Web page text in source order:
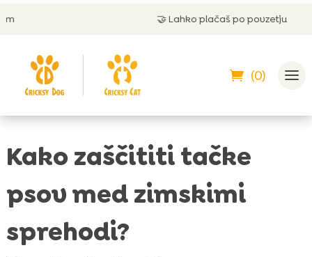
Lahko plačaš po povzetju
(0)
Kako zaščititi tačke
psov med zimskimi
sprehodi?